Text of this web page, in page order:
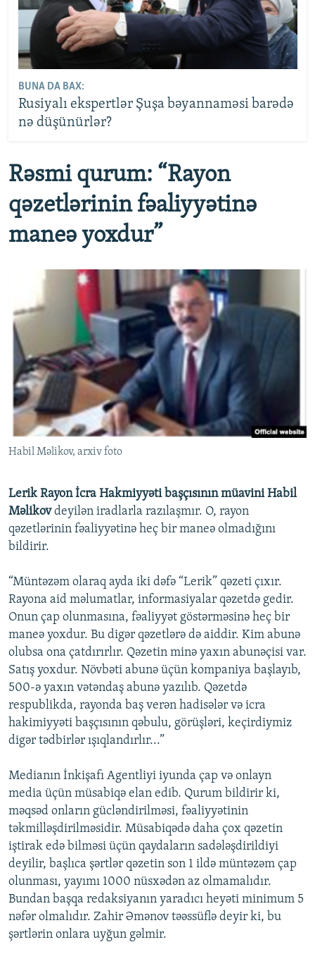
BUNA DA BAX:
Rusiyalı ekspertlər Şuşa bəyannaməsi barədə
nə düşünürlər?
Rəsmi qurum: “Rayon
qəzetlərinin fəaliyyətinə
maneə yoxdur”
Habil Məlikov, arxiv foto
Lerik Rayon İcra Hakmiyyəti başçısının müavini Habil
Məlikovdeyilən iradlarla razılaşmır. O, rayon
qəzetlərinin fəaliyyətinə heç bir maneə olmadığını
bildirir.
“Müntəzəm olaraq ayda iki dəfə “Lerik” qəzeti çıxır.
Rayona aid məlumatlar, informasiyalar qəzetdə gedir.
Onun çap olunmasına, fəaliyyət göstərməsinə heç bir
maneə yoxdur. Bu digər qəzetlərə də aiddir. Kim abunə
olubsa ona çatdırırlır. Qəzetin minə yaxın abunəçisi var.
Satış yoxdur. Növbəti abunə üçün kompaniya başlayıb,
500-ə yaxın vətəndaş abunə yazılıb. Qəzetdə
respublikda, rayonda baş verən hadisələr və icra
hakimiyyəti başçısının qəbulu, görüşləri, keçirdiymiz
digər tədbirlər ışıqlandırlır...”
Medianın İnkişafı Agentliyi iyunda çap və onlayn
media üçün müsabiqə elan edib. Qurum bildirir ki,
məqsəd onların gücləndirilməsi, fəaliyyətinin
təkmilləşdirilməsidir. Müsabiqədə daha çox qəzetin
iştirak edə bilməsi üçün qaydaların sadələşdirildiyi
deyilir, başlıca şərtlər qəzetin son 1 ildə müntəzəm çap
olunması, yayımı 1000 nüsxədən az olmamalıdır.
Bundan başqa redaksiyanın yaradıcı heyəti minimum 5
nəfər olmalıdır. Zahir Əmənov təəssüflə deyir ki, bu
şərtlərin onlara uyğun gəlmir.